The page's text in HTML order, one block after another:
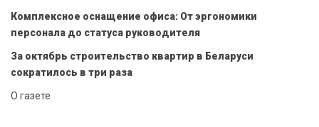
Комплексное оснащение офиса: От эргономики
персонала до статуса руководителя
За октябрь строительство квартир в Беларуси
сократилось в три раза
О газете